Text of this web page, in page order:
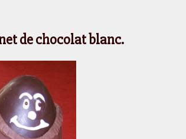
de chocolat blanc.